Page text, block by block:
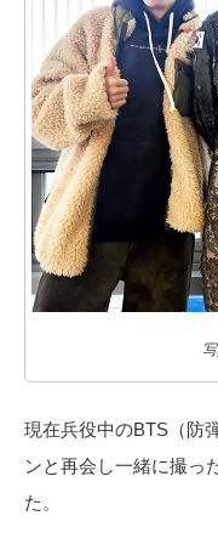
現在兵役中のBTS（防
ンと再会し一緒に撮っ
た。